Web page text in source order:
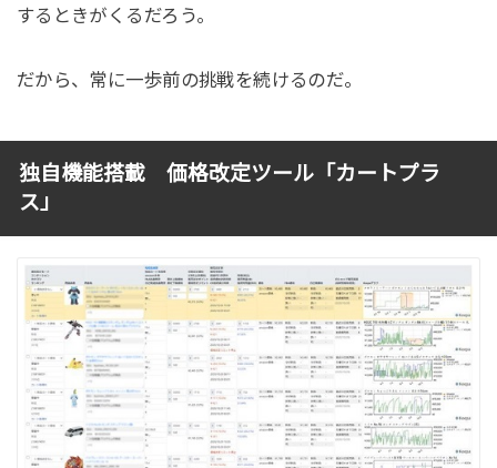
するときがくるだろう。
だから、常に一歩前の挑戦を続けるのだ。
独自機能搭載 価格改定ツール「カートプラ
ス」